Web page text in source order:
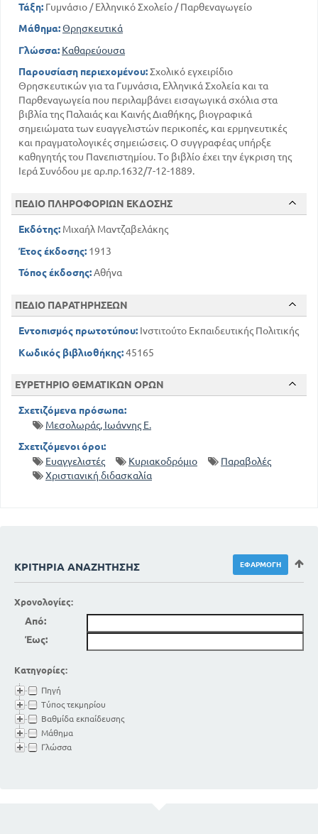
Τάξη: Γυμνάσιο / Ελληνικό Σχολείο / Παρθεναγωγείο
Μάθημα:Θρησκευτικά
Γλώσσα: Καθαρεύουσα
Παρουσίαση περιεχομένου:Σχολικό εγχειρίδιο
Θρησκευτικών για τα Γυμνάσια, Ελληνικά Σχολεία και τα
Παρθεναγωγεία που περιλαμβάνει εισαγωγικά σχόλια στα
βιβλία της Παλαιάς και Καινής Διαθήκης, βιογραφικά
σημειώματα των ευαγγελιστών περικοπές, και ερμηνευτικές
και πραγματολογικές σημειώσεις. Ο συγγραφέας υπήρξε
καθηγητής του Πανεπιστημίου. Το βιβλίο έχει την έγκριση της
Ιερά Συνόδου με αρ.πρ.1632/7-12-1889.
ΠΕΔΙΟ ΠΛΗΡΟΦΟΡΙΩΝ ΕΚΔΟΣΗΣ
Εκδότης: Μιχαήλ Μαντζαβελάκης
Έτος έκδοσης: 1913
Τόπος έκδοσης:Αθήνα
ΠΕΔΙΟ ΠΑΡΑΤΗΡΗΣΕΩΝ
Εντοπισμός πρωτοτύπου: Ινστιτούτο Εκπαιδευτικής Πολιτικής
Κωδικός βιβλιοθήκης:45165
ΕΥΡΕΤΗΡΙΟ ΘΕΜΑΤΙΚΩΝ ΟΡΩΝ
Σχετιζόμενα πρόσωπα:
Μεσολωράς, Ιωάννης Ε.
Σχετιζόμενοι όροι:
Ευαγγελιστές
Κυριακοδρόμιο
Παραβολές
Χριστιανική διδασκαλία
ΚΡΙΤΉΡΙΑ ΑΝΑΖΉΤΗΣΗΣ
Χρονολογίες:
Από:
Έως:
Κατηγορίες:
Πηγή
Τύπος τεκμηρίου
Βαθμίδα εκπαίδευσης
Μάθημα
Γλώσσα